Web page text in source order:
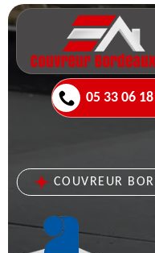
05 33 06
COUVREUR